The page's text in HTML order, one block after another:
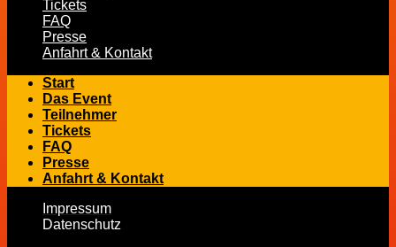
Tickets
FAQ
Presse
Anfahrt & Kontakt
Start
Das Event
Teilnehmer
Tickets
FAQ
Presse
Anfahrt & Kontakt
Impressum
Datenschutz